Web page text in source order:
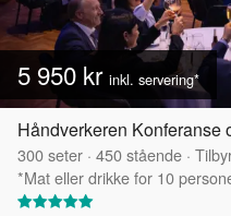
5 950 kr inkl. servering*
Håndverkeren Konferanse
300seter · 450stående ·
*Mat eller drikke for 10